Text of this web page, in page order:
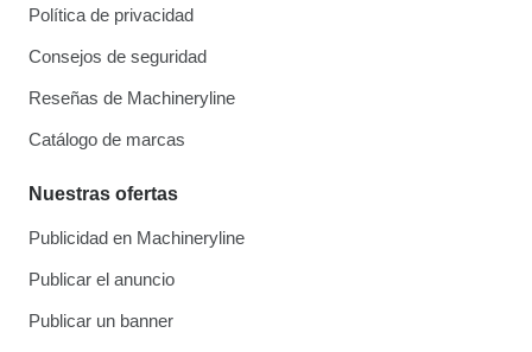
Política de privacidad
Consejos de seguridad
Reseñas de Machineryline
Catálogo de marcas
Nuestras ofertas
Publicidad en Machineryline
Publicar el anuncio
Publicar un banner